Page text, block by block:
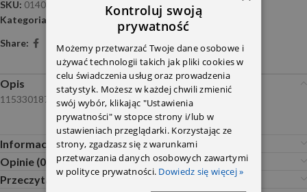
SKU: 0140330110
Kategoria:
Tuleje i przeduby osi przedniej
Share:
Opis
1153301875
Informacje dodatkowe
Opinie (0)
Przeczytaj Przed Zakupem
Kontroluj swoją
prywatność
Możemy przetwarzać Twoje dane osobowe i
używać technologii takich jak pliki cookies w
celu świadczenia usług oraz prowadzenia
statystyk. Możesz w każdej chwili zmienić
swój wybór, klikając "Ustawienia
prywatności" w stopce strony i/lub w
ustawieniach przeglądarki. Korzystając ze
strony, zgadzasz się z warunkami
przetwarzania danych osobowych zawartymi
w polityce prywatności. Dowiedz się więcej »